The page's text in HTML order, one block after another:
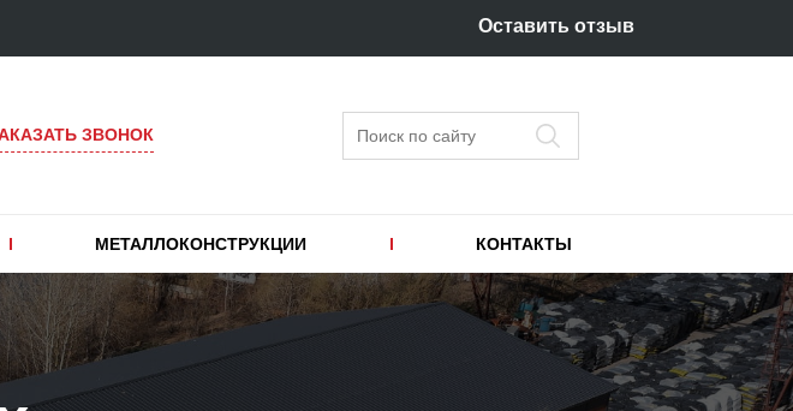
Оставить отзыв
ЗВОНОК Поиск
МЕТАЛЛОКОНСТРУКЦИИ КОНТАКТЫ